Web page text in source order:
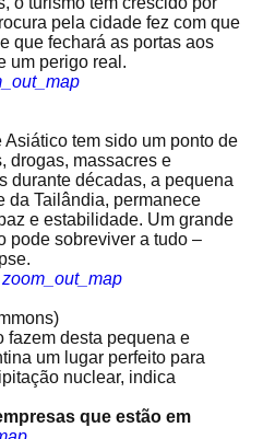
pela cidade fez com que
que fechará as portas aos
um perigo real.
Asiático tem sido um ponto de
drogas, massacres e
durante décadas, a pequena
da Tailândia, permanece
e estabilidade. Um grande
pode sobreviver a tudo –
zoom_out_map
fazem desta pequena e
um lugar perfeito para
nuclear, indica
que estão em